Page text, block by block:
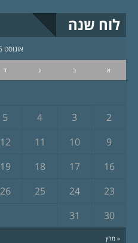
לוח שנה
אוגוסט 2026
א ב ג ד
« מרץ
2
3
4
5
9
10
11
12
16
17
18
19
23
24
25
26
30
31